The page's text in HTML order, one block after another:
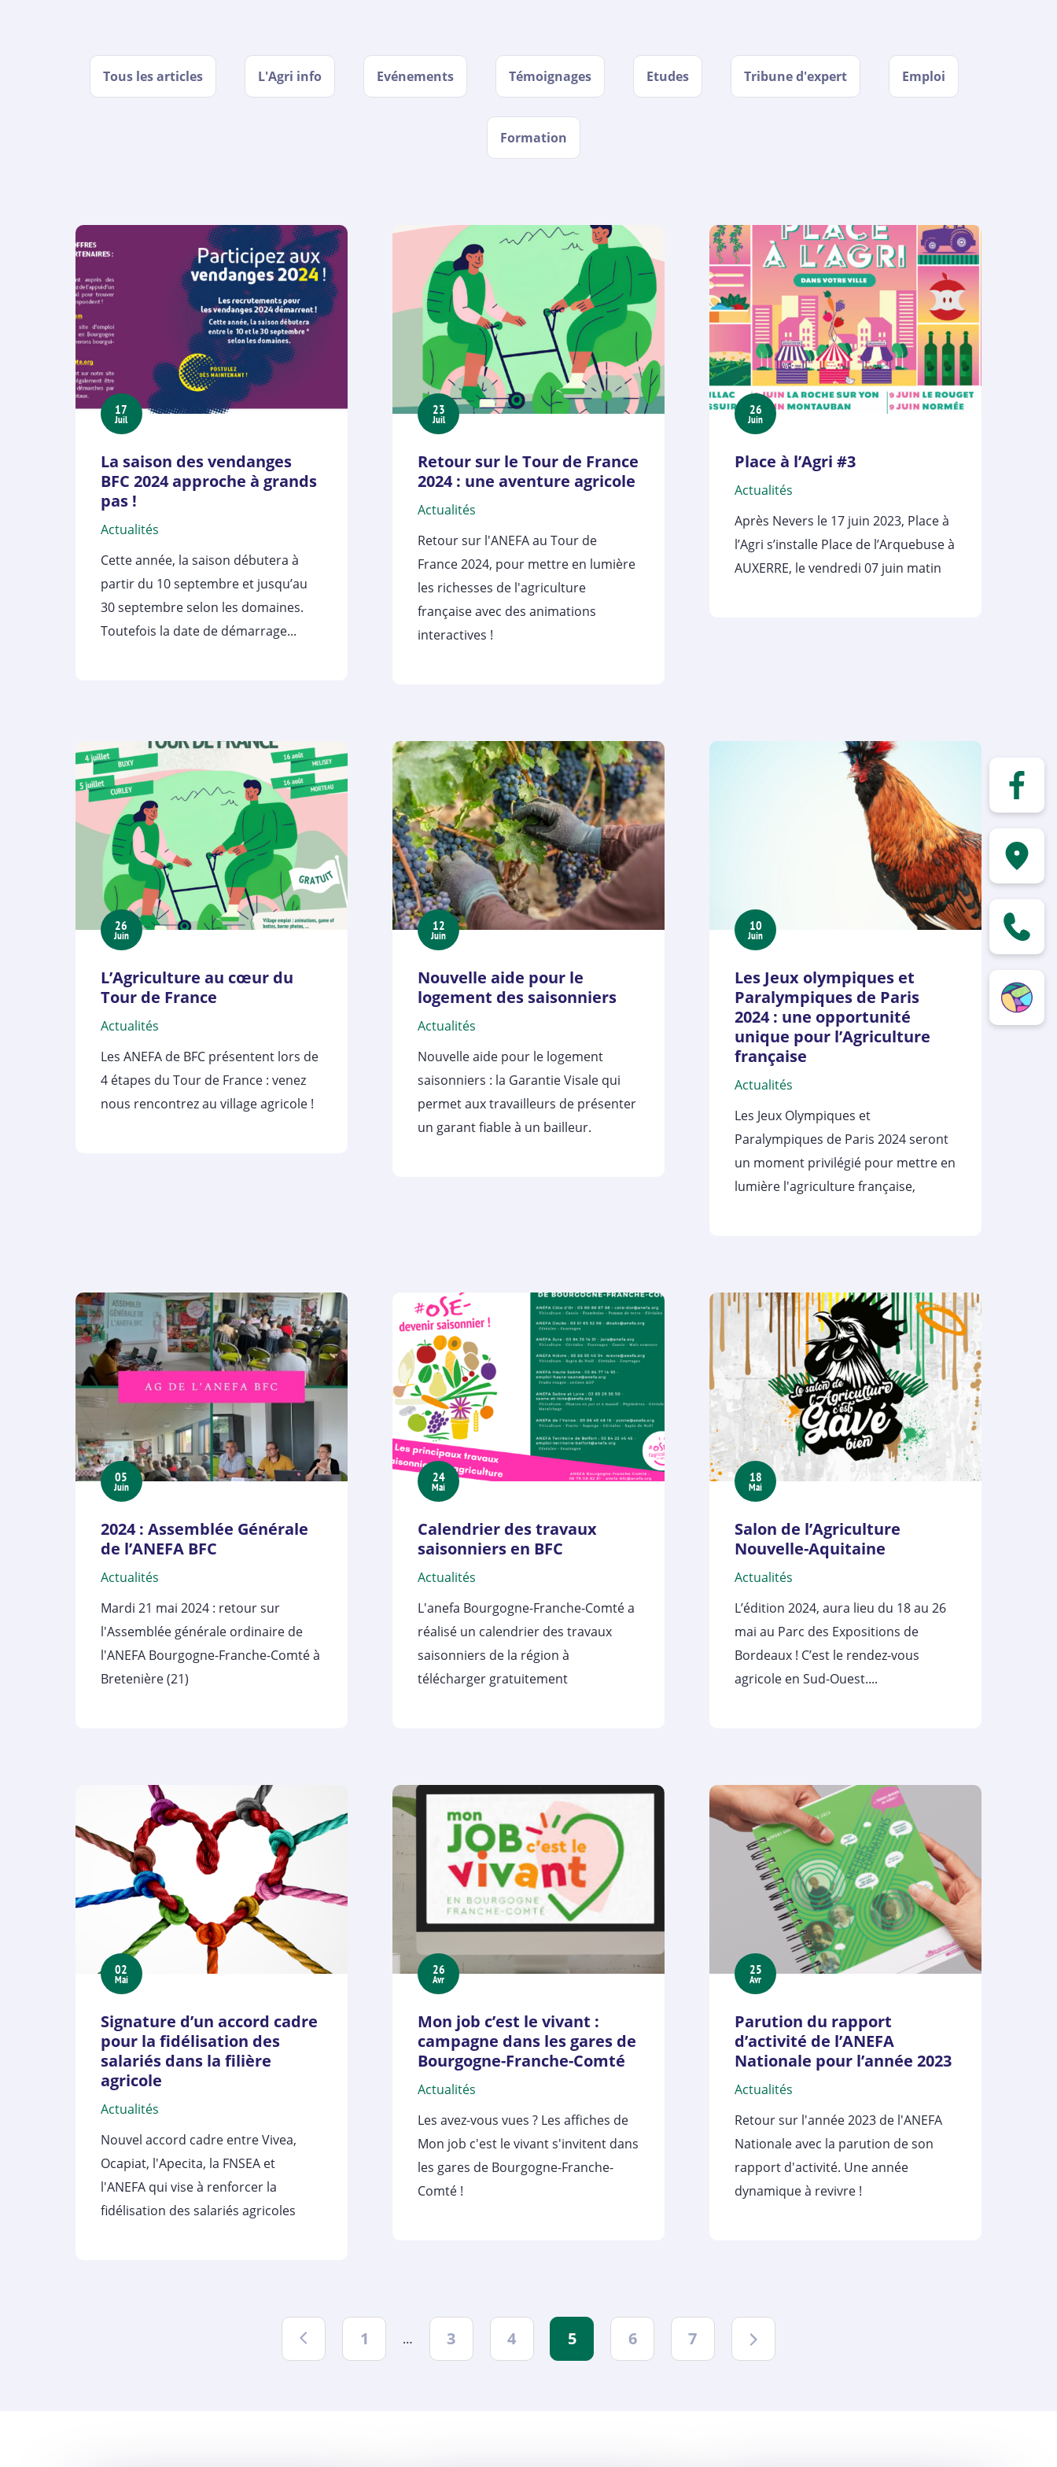
Tous les articles L'Agri info Evénements Témoignages Etudes Tribune d'expert Emploi
Formation
17
Juil
La saison des vendanges
BFC 2024 approche à grands
pas !
Actualités
Cette année, la saison débutera à
partir du 10 septembre et jusqu’au
30 septembre selon les domaines.
Toutefois la date de démarrage...
23
Juil
Retour sur le Tour de France
2024 : une aventure agricole
Actualités
Retour sur l'ANEFA au Tour de
France 2024, pour mettre en lumière
les richesses de l'agriculture
française avec des animations
interactives !
26
Juin
Place à l’Agri #3
Actualités
Après Nevers le 17 juin 2023, Place à
l’Agri s’installe Place de l’Arquebuse à
AUXERRE, le vendredi 07 juin matin
26
Juin
L’Agriculture au cœur du
Tour de France
Actualités
Les ANEFA de BFC présentent lors de
4 étapes du Tour de France : venez
nous rencontrez au village agricole !
12
Juin
Nouvelle aide pour le
logement des saisonniers
Actualités
Nouvelle aide pour le logement
saisonniers : la Garantie Visale qui
permet aux travailleurs de présenter
un garant fiable à un bailleur.
10
Juin
Les Jeux olympiques et
Paralympiques de Paris
2024 : une opportunité
unique pour l’Agriculture
française
Actualités
Les Jeux Olympiques et
Paralympiques de Paris 2024 seront
un moment privilégié pour mettre en
lumière l'agriculture française,
05
Juin
2024 : Assemblée Générale
de l’ANEFA BFC
Actualités
Mardi 21 mai 2024 : retour sur
l'Assemblée générale ordinaire de
l'ANEFA Bourgogne-Franche-Comté à
Bretenière (21)
24
Mai
Calendrier des travaux
saisonniers en BFC
Actualités
L'anefa Bourgogne-Franche-Comté a
réalisé un calendrier des travaux
saisonniers de la région à
télécharger gratuitement
18
Mai
Salon de l’Agriculture
Nouvelle-Aquitaine
Actualités
L’édition 2024, aura lieu du 18 au 26
mai au Parc des Expositions de
Bordeaux ! C’est le rendez-vous
agricole en Sud-Ouest....
02
Mai
Signature d’un accord cadre
pour la fidélisation des
salariés dans la filière
agricole
Actualités
Nouvel accord cadre entre Vivea,
Ocapiat, l'Apecita, la FNSEA et
l'ANEFA qui vise à renforcer la
fidélisation des salariés agricoles
26
Avr
Mon job c’est le vivant :
campagne dans les gares de
Bourgogne-Franche-Comté
Actualités
Les avez-vous vues ? Les affiches de
Mon job c'est le vivant s'invitent dans
les gares de Bourgogne-Franche-
Comté !
25
Avr
Parution du rapport
d’activité de l’ANEFA
Nationale pour l’année 2023
Actualités
Retour sur l'année 2023 de l'ANEFA
Nationale avec la parution de son
rapport d'activité. Une année
dynamique à revivre !
Précédent
1 … 3 4 5 6 7 Suivant